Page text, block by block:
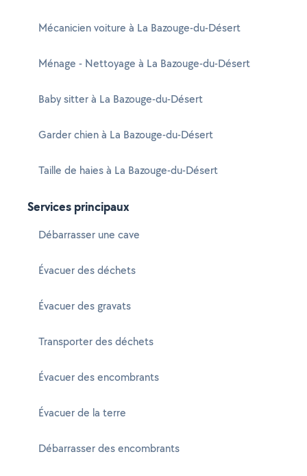
Mécanicien voiture à La Bazouge-du-Désert
Ménage - Nettoyage à La Bazouge-du-Désert
Baby sitter à La Bazouge-du-Désert
Garder chien à La Bazouge-du-Désert
Taille de haies à La Bazouge-du-Désert
Services principaux
Débarrasser une cave
Évacuer des déchets
Évacuer des gravats
Transporter des déchets
Évacuer des encombrants
Évacuer de la terre
Débarrasser des encombrants